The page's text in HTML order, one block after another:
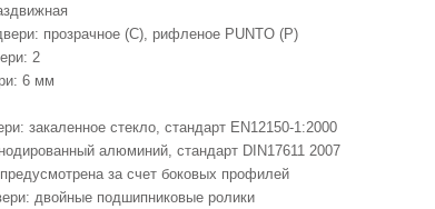
прозрачное (C), рифленое PUNTO (P)
2
6 мм
закаленное стекло, стандарт EN12150-1:2000
алюминий, стандарт DIN17611 2007
за счет боковых профилей
двойные подшипниковые ролики